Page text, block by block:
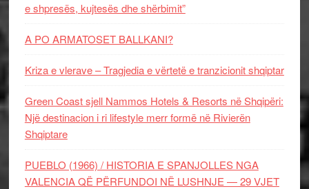
e shpresës, kujtesës dhe shërbimit”
A PO ARMATOSET BALLKANI?
Kriza e vlerave – Tragjedia e vërtetë e tranzicionit shqiptar
Green Coast sjell Nammos Hotels & Resorts në Shqipëri:
Një destinacion i ri lifestyle merr formë në Rivierën
Shqiptare
PUEBLO (1966) / HISTORIA E SPANJOLLES NGA
VALENCIA QË PËRFUNDOI NË LUSHNJE — 29 VJET